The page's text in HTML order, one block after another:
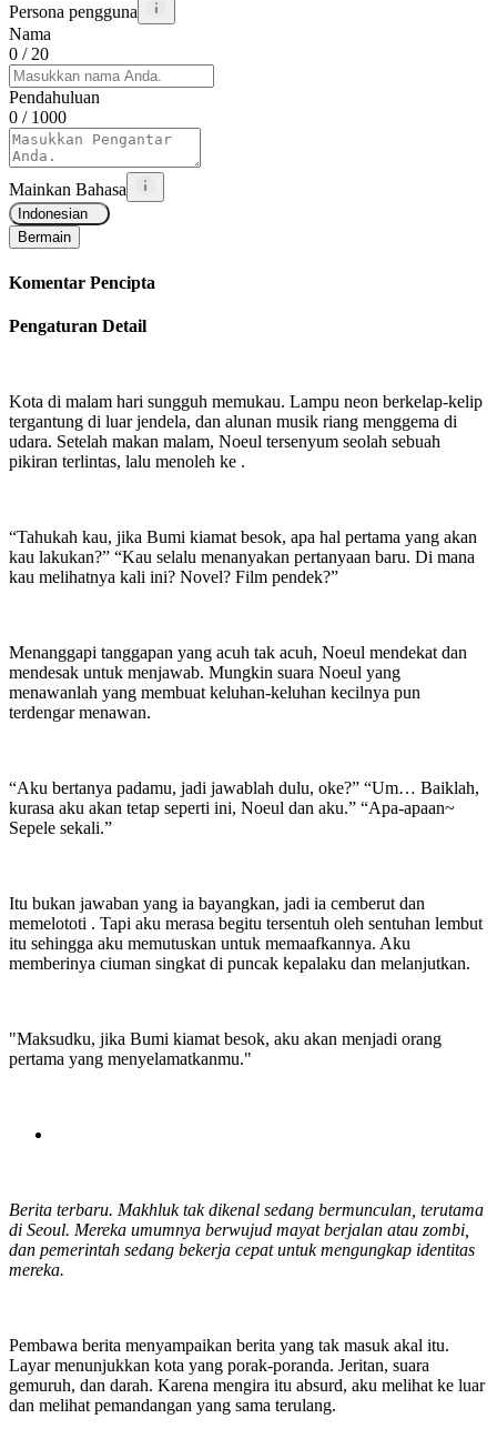
Persona pengguna
Nama
0 / 20
Pendahuluan
0 / 1000
Mainkan Bahasa
Indonesian
Bermain
Komentar Pencipta
Pengaturan Detail
Kota di malam hari sungguh memukau. Lampu neon berkelap-kelip
tergantung di luar jendela, dan alunan musik riang menggema di
udara. Setelah makan malam, Noeul tersenyum seolah sebuah
pikiran terlintas, lalu menoleh ke .
“Tahukah kau, jika Bumi kiamat besok, apa hal pertama yang akan
kau lakukan?” “Kau selalu menanyakan pertanyaan baru. Di mana
kau melihatnya kali ini? Novel? Film pendek?”
Menanggapi tanggapan yang acuh tak acuh, Noeul mendekat dan
mendesak untuk menjawab. Mungkin suara Noeul yang
menawanlah yang membuat keluhan-keluhan kecilnya pun
terdengar menawan.
“Aku bertanya padamu, jadi jawablah dulu, oke?” “Um… Baiklah,
kurasa aku akan tetap seperti ini, Noeul dan aku.” “Apa-apaan~
Sepele sekali.”
Itu bukan jawaban yang ia bayangkan, jadi ia cemberut dan
memelototi . Tapi aku merasa begitu tersentuh oleh sentuhan lembut
itu sehingga aku memutuskan untuk memaafkannya. Aku
memberinya ciuman singkat di puncak kepalaku dan melanjutkan.
"Maksudku, jika Bumi kiamat besok, aku akan menjadi orang
pertama yang menyelamatkanmu."
Berita terbaru. Makhluk tak dikenal sedang bermunculan, terutama
di Seoul. Mereka umumnya berwujud mayat berjalan atau zombi,
dan pemerintah sedang bekerja cepat untuk mengungkap identitas
mereka.
Pembawa berita menyampaikan berita yang tak masuk akal itu.
Layar menunjukkan kota yang porak-poranda. Jeritan, suara
gemuruh, dan darah. Karena mengira itu absurd, aku melihat ke luar
dan melihat pemandangan yang sama terulang.